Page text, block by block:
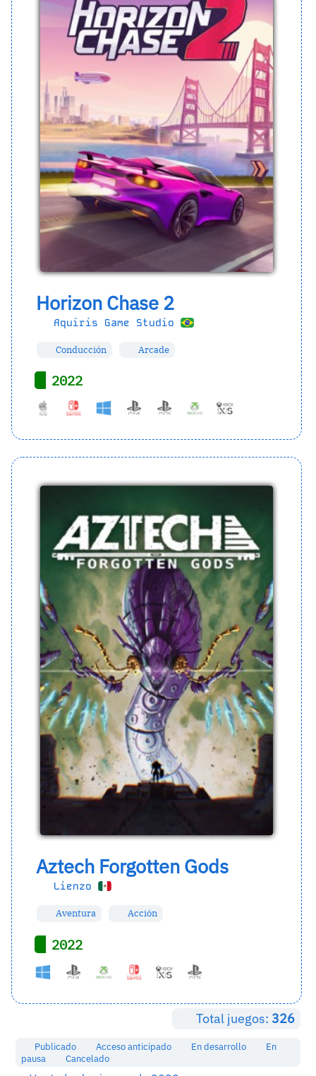
Horizon Chase 2
Aquiris Game Studio
Conducción Arcade
2022
Aztech Forgotten Gods
Lienzo
Aventura Acción
2022
Total juegos: 326
Publicado Acceso anticipado En desarrollo
En
pausa
Cancelado